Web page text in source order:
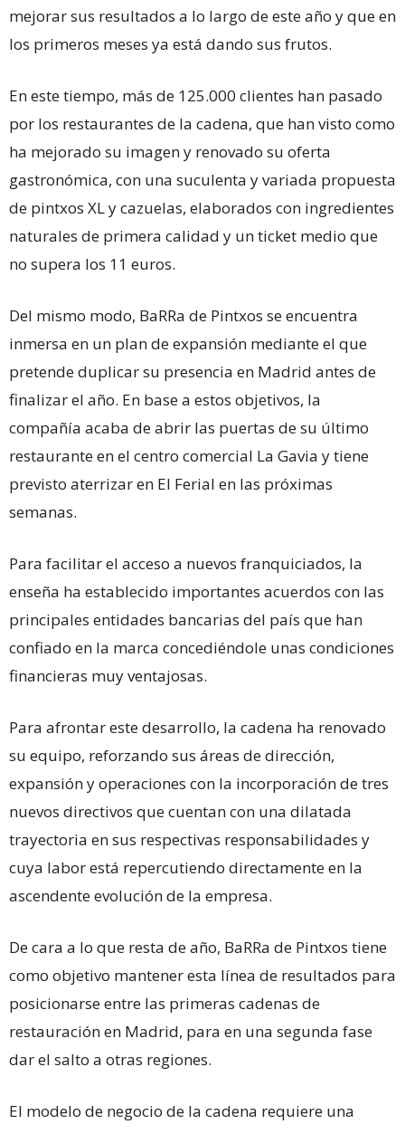
mejorar sus resultados a lo largo de este año y que en
los primeros meses ya está dando sus frutos.
En este tiempo, más de 125.000 clientes han pasado
por los restaurantes de la cadena, que han visto como
ha mejorado su imagen y renovado su oferta
gastronómica, con una suculenta y variada propuesta
de pintxos XL y cazuelas, elaborados con ingredientes
naturales de primera calidad y un ticket medio que
no supera los 11 euros.
Del mismo modo, BaRRa de Pintxos se encuentra
inmersa en un plan de expansión mediante el que
pretende duplicar su presencia en Madrid antes de
finalizar el año. En base a estos objetivos, la
compañía acaba de abrir las puertas de su último
restaurante en el centro comercial La Gavia y tiene
previsto aterrizar en El Ferial en las próximas
semanas.
Para facilitar el acceso a nuevos franquiciados, la
enseña ha establecido importantes acuerdos con las
principales entidades bancarias del país que han
confiado en la marca concediéndole unas condiciones
financieras muy ventajosas.
Para afrontar este desarrollo, la cadena ha renovado
su equipo, reforzando sus áreas de dirección,
expansión y operaciones con la incorporación de tres
nuevos directivos que cuentan con una dilatada
trayectoria en sus respectivas responsabilidades y
cuya labor está repercutiendo directamente en la
ascendente evolución de la empresa.
De cara a lo que resta de año, BaRRa de Pintxos tiene
como objetivo mantener esta línea de resultados para
posicionarse entre las primeras cadenas de
restauración en Madrid, para en una segunda fase
dar el salto a otras regiones.
El modelo de negocio de la cadena requiere una